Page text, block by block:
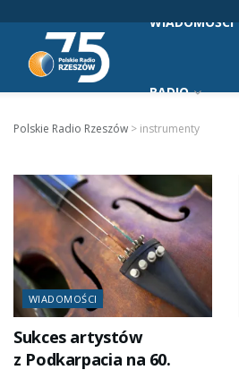
WIADOMOŚCI
RADIO
Polskie Radio Rzeszów > instrumenty
WIADOMOŚCI
Sukces artystów
z Podkarpacia na 60.